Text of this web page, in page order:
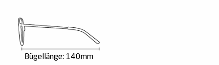
Bügellänge: 140mm